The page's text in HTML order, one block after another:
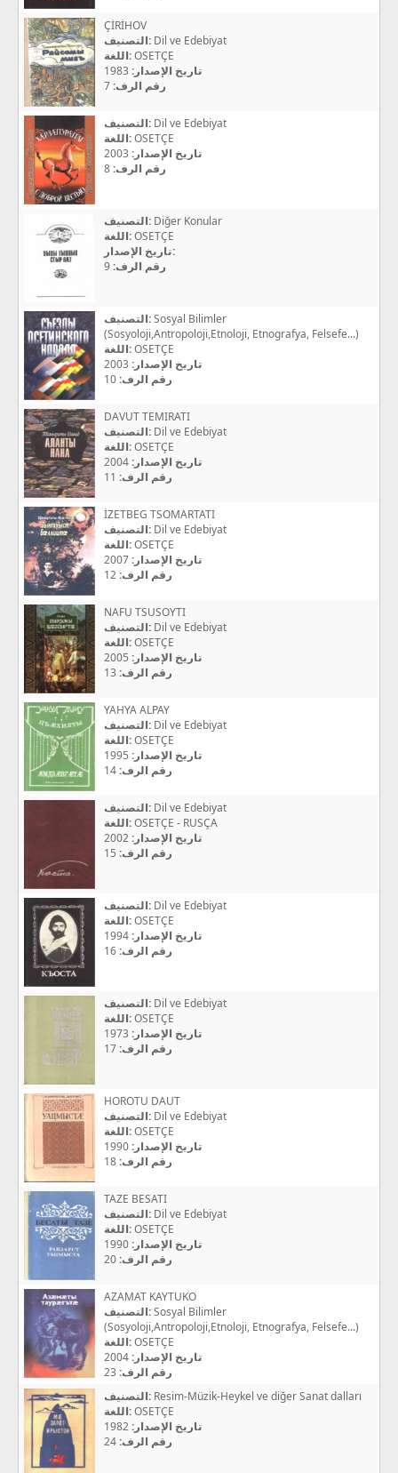
ÇİRİHOV
التصنيف: Dil ve Edebiyat
اللغة:OSETÇE
تاريخ الإصدار:
رقم الرف:
التصنيف: Dil ve Edebiyat
اللغة:OSETÇE
تاريخ الإصدار:
رقم الرف:
التصنيف: Diğer Konular
اللغة:OSETÇE
تاريخ الإصدار:
رقم الرف:
التصنيف:Sosyal Bilimler
(Sosyoloji,Antropoloji,Etnoloji, Etnografya, Felsefe...)
اللغة:OSETÇE
تاريخ الإصدار:
رقم الرف:
DAVUT TEMIRATI
التصنيف: Dil ve Edebiyat
اللغة:OSETÇE
تاريخ الإصدار:
رقم الرف:
İZETBEG TSOMARTATI
التصنيف: Dil ve Edebiyat
اللغة:OSETÇE
تاريخ الإصدار:
رقم الرف:
NAFU TSUSOYTI
التصنيف: Dil ve Edebiyat
اللغة:OSETÇE
تاريخ الإصدار:
رقم الرف:
YAHYA ALPAY
التصنيف: Dil ve Edebiyat
اللغة:OSETÇE
تاريخ الإصدار:
رقم الرف:
التصنيف: Dil ve Edebiyat
اللغة:OSETÇE - RUSÇA
تاريخ الإصدار:
رقم الرف:
التصنيف: Dil ve Edebiyat
اللغة:OSETÇE
تاريخ الإصدار:
رقم الرف:
التصنيف: Dil ve Edebiyat
اللغة:OSETÇE
تاريخ الإصدار:
رقم الرف:
HOROTU DAUT
التصنيف: Dil ve Edebiyat
اللغة:OSETÇE
تاريخ الإصدار:
رقم الرف:
TAZE BESATI
التصنيف: Dil ve Edebiyat
اللغة:OSETÇE
تاريخ الإصدار:
رقم الرف:
AZAMAT KAYTUKO
التصنيف:Sosyal Bilimler
(Sosyoloji,Antropoloji,Etnoloji, Etnografya, Felsefe...)
اللغة:OSETÇE
تاريخ الإصدار:
رقم الرف:
التصنيف: Resim-Müzik-Heykel ve diğer Sanat dalları
اللغة:OSETÇE
تاريخ الإصدار:
رقم الرف: